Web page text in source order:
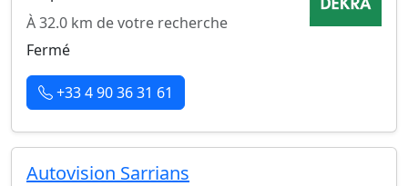
À 32.0 km de votre recherche
Fermé
+33 4 90 36 31 61
Autovision Sarrians